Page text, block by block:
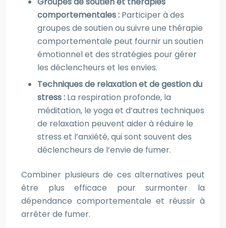
comportementales : Participer à des
groupes de soutien ou suivre une thérapie
comportementale peut fournir un soutien
émotionnel et des stratégies pour gérer
les déclencheurs et les envies.
Techniques de relaxation et de gestion du
stress : La respiration profonde, la
méditation, le yoga et d’autres techniques
de relaxation peuvent aider à réduire le
stress et l’anxiété, qui sont souvent des
déclencheurs de l’envie de fumer.
Combiner plusieurs de ces alternatives peut
être plus efficace pour surmonter la
dépendance comportementale et réussir à
arrêter de fumer.